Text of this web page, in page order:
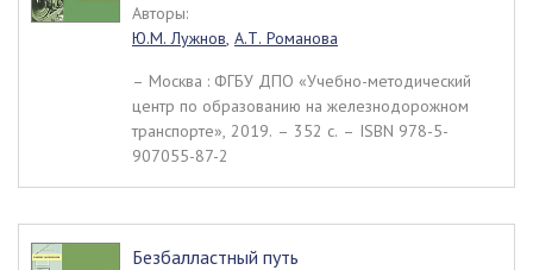
Авторы:
Ю.М. Лужнов, А.Т. Романова
– Москва : ФГБУ ДПО «Учебно-методический
центр по образованию на железнодорожном
транспорте», 2019. – 352 c. – ISBN 978-5-
907055-87-2
Безбалластный путь